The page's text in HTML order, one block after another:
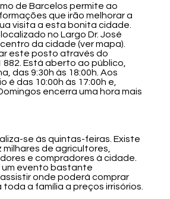
de Barcelos permite ao
que irão melhorar a
visita a esta bonita cidade.
no Largo Dr. José
da cidade (ver mapa).
este posto através do
Está aberto ao público,
das 9:30h às 18:00h. Aos
é das 10:00h às 17:00h e,
encerra uma hora mais
se às quintas-feiras. Existe
milhares de agricultores,
e compradores à cidade.
um evento bastante
onde poderá comprar
toda a família a preços irrisórios.